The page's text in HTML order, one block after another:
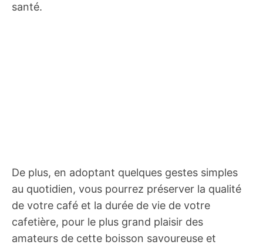
santé.
De plus, en adoptant quelques gestes simples
au quotidien, vous pourrez préserver la qualité
de votre café et la durée de vie de votre
cafetière, pour le plus grand plaisir des
amateurs de cette boisson savoureuse et